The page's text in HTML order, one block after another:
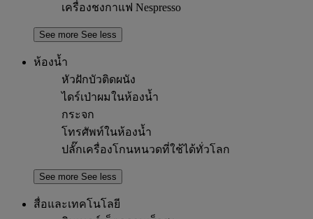
เครื่องชงกาแฟ Nespresso
See more See less
ห้องน้ำ
หัวฝักบัวติดผนัง
ไดร์เป่าผมในห้องน้ำ
กระจก
โทรศัพท์ในห้องน้ำ
ปลั๊กเครื่องโกนหนวดที่ใช้ได้ทั่วโลก
See more See less
สื่อและเทคโนโลยี